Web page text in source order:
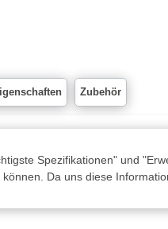
Zubehör
Spezifikationen" und
Da uns diese